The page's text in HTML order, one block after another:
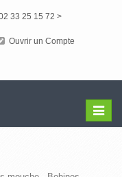
33 25 15 72 >
Ouvrir un Compte
Menu